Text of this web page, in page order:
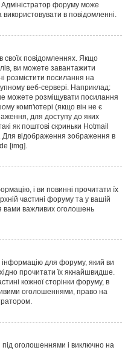
Адміністратор форуму може
використовувати в повідомленні.
своїх повідомленнях. Якщо
ви можете завантажити
розмістити посилання на
веб-сервері. Наприклад:
можете розміщувати посилання
комп'ютері (якщо він не є
для доступу до яких
як поштові скриньки Hotmail
Для відображення зображення в
[img].
і ви повинні прочитати їх
частині форуму та у вашій
вами важливих оголошень
для форуму, який ви
прочитати їх якнайшвидше.
кожної сторінки форуму, в
оголошеннями, право на
оголошеннями і виключно на